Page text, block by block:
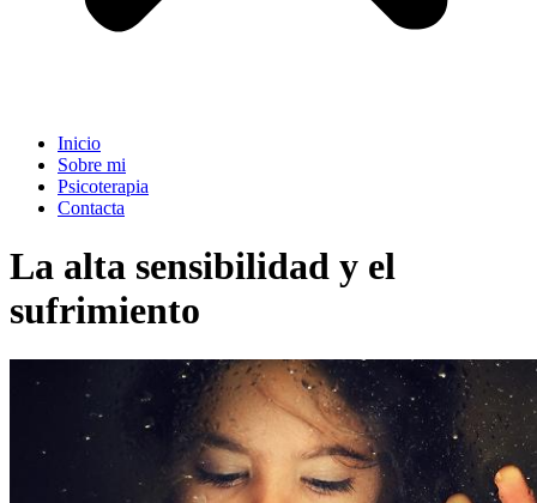
Inicio
Sobre mi
Psicoterapia
Contacta
La alta sensibilidad y el
sufrimiento